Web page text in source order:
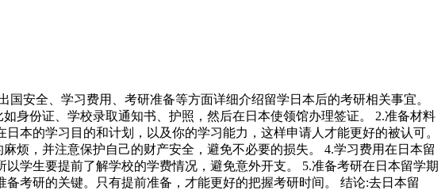
安全、学习费用、考研准备等方面详细介绍留学日本后的考研相关事宜。
身份证、学校录取通知书、护照，然后在日本使领馆办理签证。 2.准备材料
本的学习目的和计划，以及你的学习能力，这样申请人才能更好的被认可。
烦，并注意保护自己的财产安全，避免不必要的损失。 4.学习费用在日本留
学生要提前了解学校的学费情况，避免意外开支。 5.准备考研在日本留学期
考研的关键。只有提前准备，才能更好的把握考研时间。 结论:去日本留